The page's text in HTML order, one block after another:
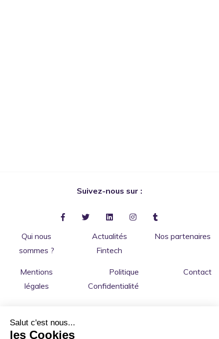
Suivez-nous sur :
facebook-ftwitter linkedininstagram
Qui nous
sommes ?
Actualités
Fintech
Nos partenaires
Mentions
légales
Politique
Confidentialité
Contact
Salut c'est nous...
les Cookies